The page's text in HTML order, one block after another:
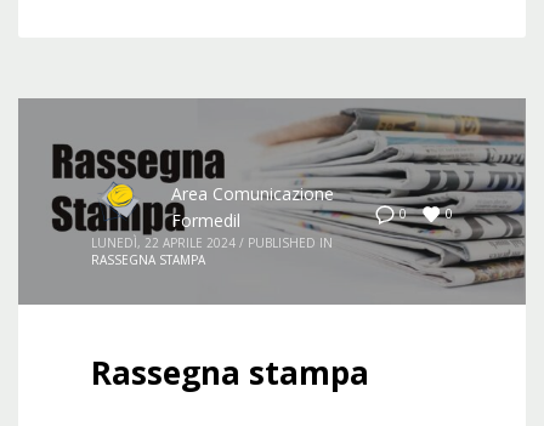
0 0
Area Comunicazione
Formedil
LUNEDÌ, 22 APRILE 2024 / PUBLISHED IN
RASSEGNA STAMPA
Rassegna stampa